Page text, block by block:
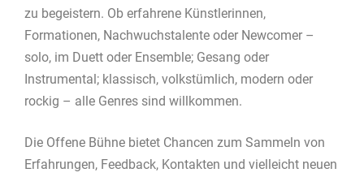
zu begeistern. Ob erfahrene Künstlerinnen,
Formationen, Nachwuchstalente oder Newcomer –
solo, im Duett oder Ensemble; Gesang oder
Instrumental; klassisch, volkstümlich, modern oder
rockig – alle Genres sind willkommen.
Die Offene Bühne bietet Chancen zum Sammeln von
Erfahrungen, Feedback, Kontakten und vielleicht neuen